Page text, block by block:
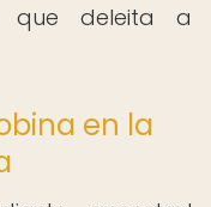
que deleita a
en la